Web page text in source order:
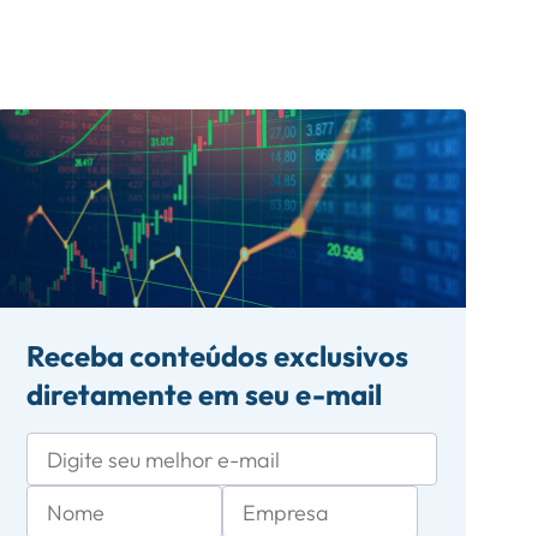
Receba conteúdos exclusivos
diretamente em seu e-mail